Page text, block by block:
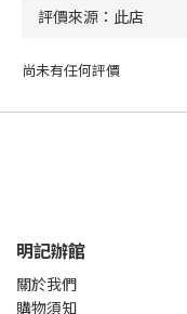
尚未有任何評價
明記辦館
關於我們
購物須知